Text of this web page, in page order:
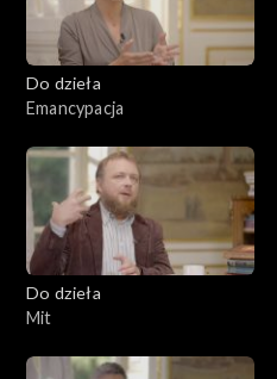
Do dzieła
Emancypacja
Do dzieła
Mit